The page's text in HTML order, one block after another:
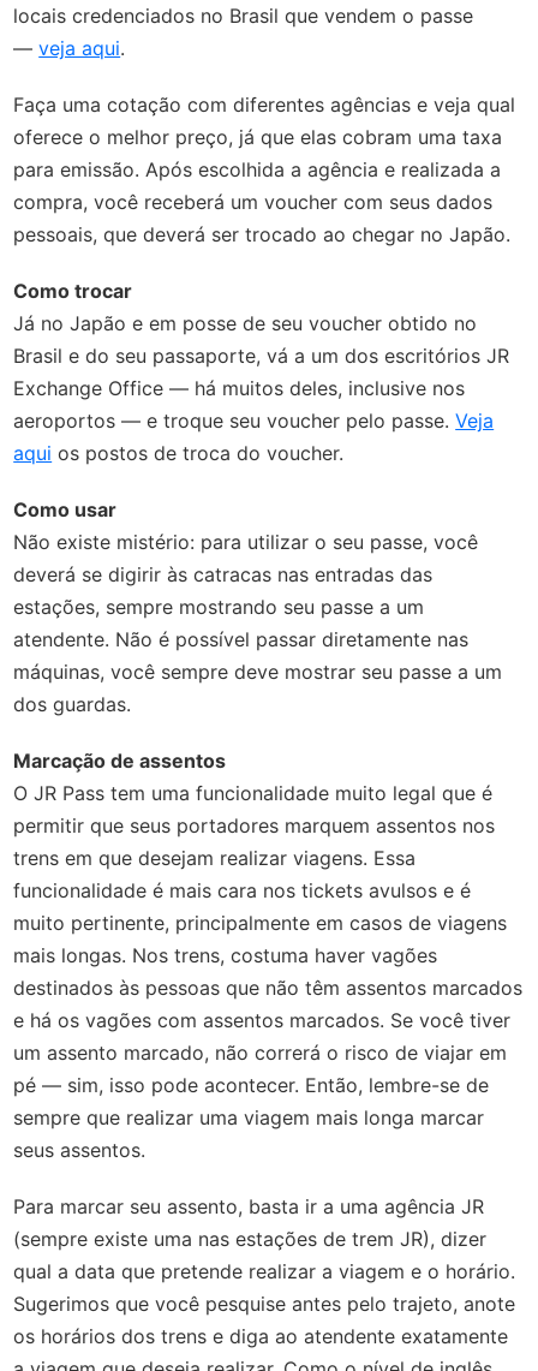
locais credenciados no Brasil que vendem o passe
—veja aqui.
Faça uma cotação com diferentes agências e veja qual
oferece o melhor preço, já que elas cobram uma taxa
para emissão. Após escolhida a agência e realizada a
compra, você receberá um voucher com seus dados
pessoais, que deverá ser trocado ao chegar no Japão.
Como trocar
Já no Japão e em posse de seu voucher obtido no
Brasil e do seu passaporte, vá a um dos escritórios JR
Exchange Office — há muitos deles, inclusive nos
aeroportos — e troque seu voucher pelo passe.Veja
aqui os postos de troca do voucher.
Como usar
Não existe mistério: para utilizar o seu passe, você
deverá se digirir às catracas nas entradas das
estações, sempre mostrando seu passe a um
atendente. Não é possível passar diretamente nas
máquinas, você sempre deve mostrar seu passe a um
dos guardas.
Marcação de assentos
O JR Pass tem uma funcionalidade muito legal que é
permitir que seus portadores marquem assentos nos
trens em que desejam realizar viagens. Essa
funcionalidade é mais cara nos tickets avulsos e é
muito pertinente, principalmente em casos de viagens
mais longas. Nos trens, costuma haver vagões
destinados às pessoas que não têm assentos marcados
e há os vagões com assentos marcados. Se você tiver
um assento marcado, não correrá o risco de viajar em
pé — sim, isso pode acontecer. Então, lembre-se de
sempre que realizar uma viagem mais longa marcar
seus assentos.
Para marcar seu assento, basta ir a uma agência JR
(sempre existe uma nas estações de trem JR), dizer
qual a data que pretende realizar a viagem e o horário.
Sugerimos que você pesquise antes pelo trajeto, anote
os horários dos trens e diga ao atendente exatamente